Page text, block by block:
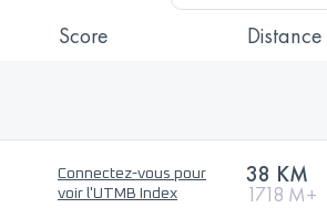
Score Distance
Connectez-vous pour
voir l'UTMB Index
38 KM
1718 M+